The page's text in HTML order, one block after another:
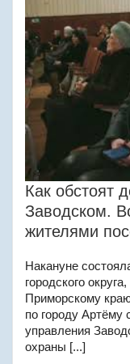
Как обстоят
Заводском.
жителями
Накануне
городского
Приморскому
по городу Артёму
управления
охраны [...]